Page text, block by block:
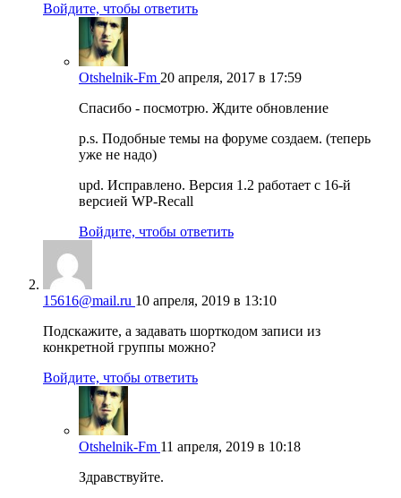
Войдите, чтобы ответить
Otshelnik-Fm 20 апреля, 2017 в 17:59
Спасибо - посмотрю. Ждите обновление
p.s. Подобные темы на форуме создаем. (теперь
уже не надо)
upd. Исправлено. Версия 1.2 работает с 16-й
версией WP-Recall
Войдите, чтобы ответить
15616@mail.ru 10 апреля, 2019 в 13:10
Подскажите, а задавать шорткодом записи из
конкретной группы можно?
Войдите, чтобы ответить
Otshelnik-Fm 11 апреля, 2019 в 10:18
Здравствуйте.